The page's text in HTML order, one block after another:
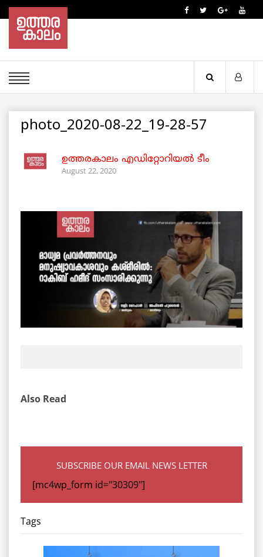
photo_2020-08-22_19-28-57
ഉത്തരകാലം എഡിറ്റോറിയല്‍ ടീം
August 22, 2020
Also Read
SUBSCRIBE OUR EMAIL NEWS LETTER
[mc4wp_form id="30309"]
Tags